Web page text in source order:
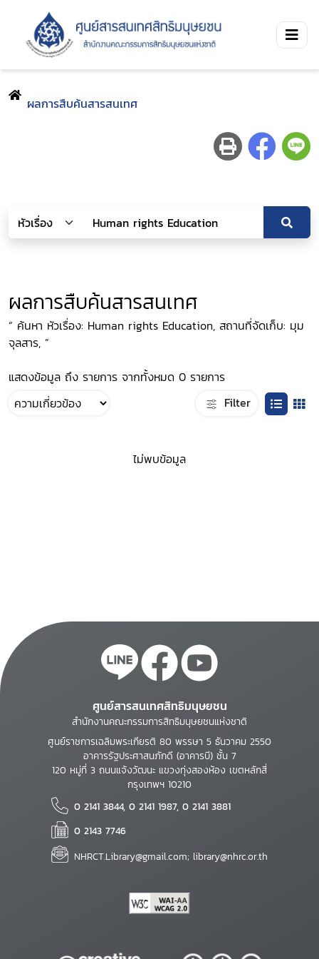
ผลการสืบค้นสารสนเทศ
ผลการสืบค้นสารสนเทศ
“ ค้นหา หัวเรื่อง: Human rights Education, สถานที่จัดเก็บ: มุม
จุลสาร, ”
แสดงข้อมูล ถึง รายการ จากทั้งหมด 0 รายการ
Filter
ไม่พบข้อมูล
ศูนย์สารสนเทศสิทธิมนุษยชน
สำนักงานคณะกรรมการสิทธิมนุษยชนแห่งชาติ
ศูนย์ราชการเฉลิมพระเกียรติ 80 พรรษา 5 ธันวาคม 2550
อาคารรัฐประศาสนภักดี (อาคารบี) ชั้น 7
120 หมู่ที่ 3 ถนนแจ้งวัฒนะ แขวงทุ่งสองห้อง เขตหลักสี่
กรุงเทพฯ 10210
0 2141 3844, 0 2141 1987, 0 2141 3881
0 2143 7746
NHRCT.Library@gmail.com; library@nhrc.or.th